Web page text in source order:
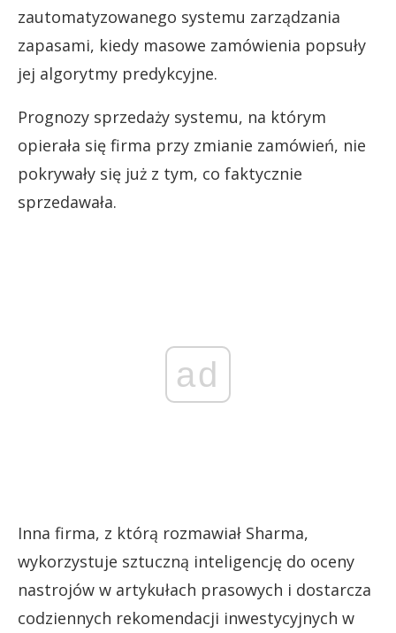
zautomatyzowanego systemu zarządzania
zapasami, kiedy masowe zamówienia popsuły
jej algorytmy predykcyjne.
Prognozy sprzedaży systemu, na którym
opierała się firma przy zmianie zamówień, nie
pokrywały się już z tym, co faktycznie
sprzedawała.
ad
Inna firma, z którą rozmawiał Sharma,
wykorzystuje sztuczną inteligencję do oceny
nastrojów w artykułach prasowych i dostarcza
codziennych rekomendacji inwestycyjnych w